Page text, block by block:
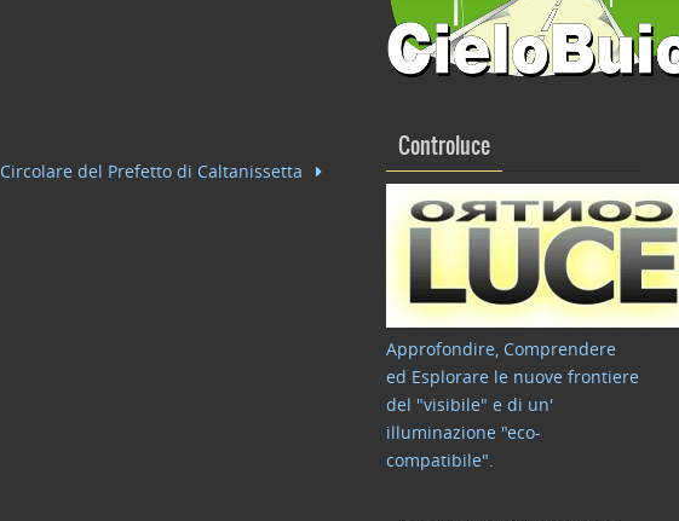
Circolare del Prefetto di Caltanissetta
Controluce
Approfondire, Comprendere
ed Esplorare le nuove frontiere
del "visibile" e di un'
illuminazione "eco-
compatibile".